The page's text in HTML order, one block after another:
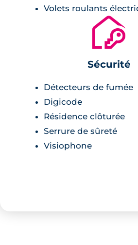
Volets roulants
🔐
Sécurité
Détecteurs de fumée
Digicode
Résidence clôturée
Serrure de sûreté
Visiophone